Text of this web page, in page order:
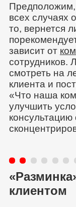
Предположим,
всех случаях
то, вернется
зависит от
сотрудников.
смотреть на
клиента и
«Что наша
улучшить
клиентом